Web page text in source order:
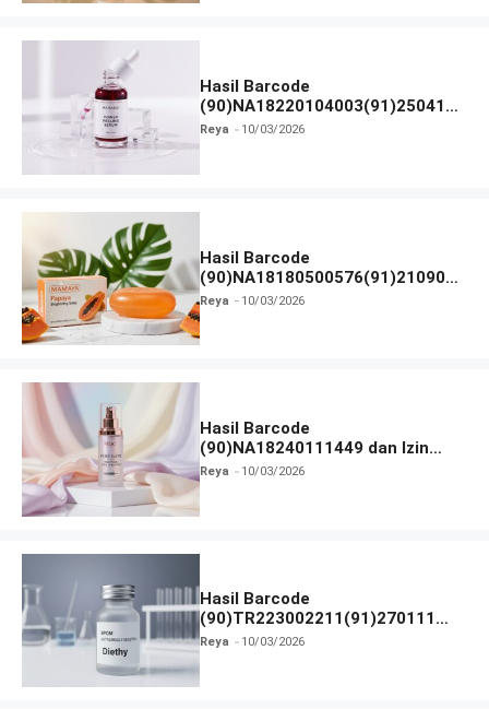
Hasil Barcode
(90)NA18220104003(91)250418
dan Izin BPOM
Reya 10/03/2026
Hasil Barcode
(90)NA18180500576(91)210906
dan Izin BPOM
Reya 10/03/2026
Hasil Barcode
(90)NA18240111449 dan Izin
BPOM
Reya 10/03/2026
Hasil Barcode
(90)TR223002211(91)270111
dan Izin BPOM
Reya 10/03/2026